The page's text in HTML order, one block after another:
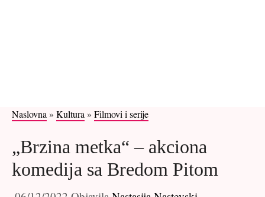
Naslovna » Kultura » Filmovi i serije
„Brzina metka“ – akciona
komedija sa Bredom Pitom